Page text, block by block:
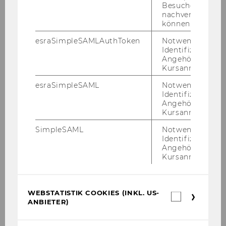
The ge­ne­ral ob­jec­ti­ve of this work packa­ge is to
sup­port the sci­en­ti­fic and tech­ni­cal pro­gress in
the best way, so that the main con­cen­tra­ti­on
stays on the sub­stan­ti­ve con­tri­bu­ti­on to the
pro­ject and the ef­fi­ci­ent and ti­me­ly im­ple­men­
ta­ti­on of the work packa­ge tasks.
The goal of the WP2 is to sys­te­ma­ti­cal­ly collect
use cases for sharing privacy-​sensitive se­quen­
ti­al data with third par­ties as well as to cap­tu­re
re­qui­re­ments with re­spect to ac­cu­ra­cy and pri­
num­ber of sub­jects;
Besuchers
nachverfolgen
können.
esraSimpleSAMLAuthToken
Notwendig zur
Identifizierung
Angehörige/r für
Kursanmeldung.
esraSimpleSAML
Notwendig zur
Identifizierung
Angehörige/r für
Kursanmeldung.
SimpleSAML
Notwendig zur
Identifizierung
Angehörige/r für
Kursanmeldung.
WEBSTATISTIK COOKIES (INKL. US-
ANBIETER)